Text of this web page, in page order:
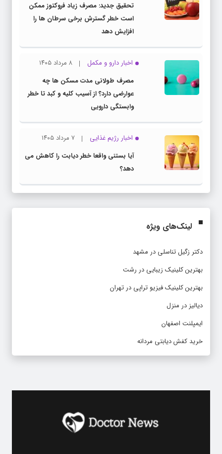
تحقیق جدید: مصرف زیاد فروکتوز ممکن
است خطر گسترش برخی سرطان ها را
افزایش دهد
اخبار دارو و مکمل
۸ مرداد ۱۴۰۵
مصرف طولانی مدت مسکن ها چه
عوارضی دارد؟ از آسیب کلیه و کبد تا خطر
وابستگی دارویی
اخبار رژیم غذایی
۷ مرداد ۱۴۰۵
آیا بستنی واقعا خطر دیابت را کاهش می
دهد؟
لینک‌های ویژه
دکتر زگیل تناسلی در مشهد
بهترین کلینیک زیبایی در رشت
بهترین کلینیک فیزیو تراپی در تهران
دیالیز در منزل
ایمپلنت اصفهان
خرید کفش دیابتی مردانه